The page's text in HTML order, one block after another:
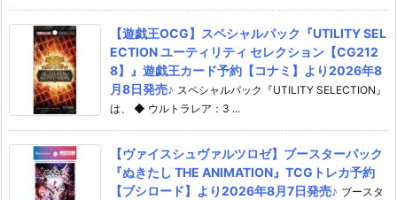
【遊戯王OCG】スペシャルパック『UTILITY SEL
ECTION ユーティリティ セレクション【CG212
8】』遊戯王カード予約【コナミ】より2026年8
月8日発売♪ スペシャルパック『UTILITY SELECTION』
は、 ◆ ウルトラレア：3 ...
【ヴァイスシュヴァルツロゼ】ブースターパック
『ぬきたし THE ANIMATION』TCGトレカ予約
【ブシロード】より2026年8月7日発売♪ ブースタ